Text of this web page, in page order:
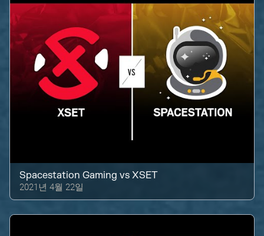
Spacestation Gaming vsXSET
2021년 4월 22일